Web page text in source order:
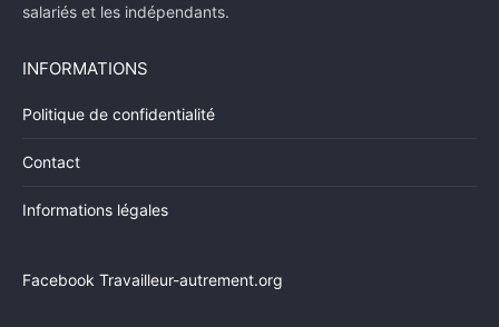
salariés et les indépendants.
INFORMATIONS
Politique de confidentialité
Contact
Informations légales
Facebook Travailleur-autrement.org